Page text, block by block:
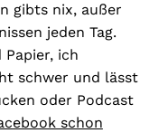
gibts nix, außer
jeden Tag.
ich
schwer und lässt
oder Podcast
schon